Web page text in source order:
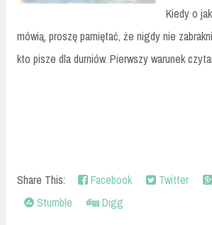
Kiedy o
mówią, proszę pamiętać, że nigdy nie
kto pisze dla durniów. Pierwszy warunek
Share This: Facebook Twitter
Stumble
Digg